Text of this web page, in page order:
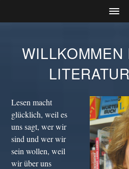
WILLKOMMEN
Lesen macht
glücklich, weil es
uns sagt, wer wir
sind und wer wir
sein wollen, weil
wir über uns